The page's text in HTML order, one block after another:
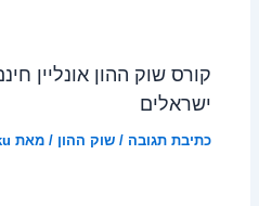
קורס שוק ההון אונליין
ישראלים
כתיבת תגובה /שוק ההון / מאת